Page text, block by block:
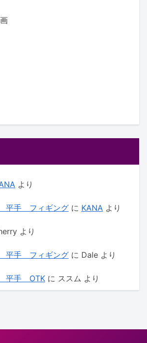
より
平手 フィギング に KANA より
より
平手 フィギング に Dale より
平手 OTK に ススム より